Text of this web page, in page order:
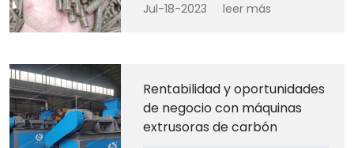
Jul-18-2023 leer más
Rentabilidad y oportunidades
de negocio con máquinas
extrusoras de carbón